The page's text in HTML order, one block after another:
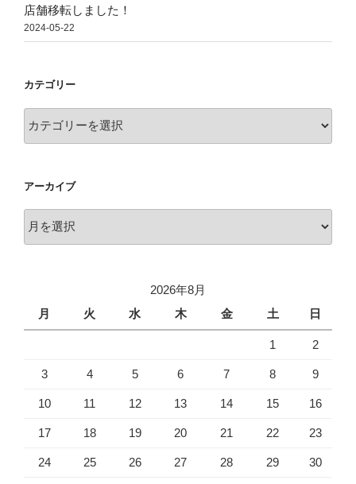
店舗移転しました！
2024-05-22
カテゴリー
テ
ー
アーカイブ
ア
2026年8月
月
火 水 木 金 土 日
1 2
3 4 5 6 7 8 9
10 11 12 13 14 15 16
17 18 19 20 21 22 23
24 25 26 27 28 29 30